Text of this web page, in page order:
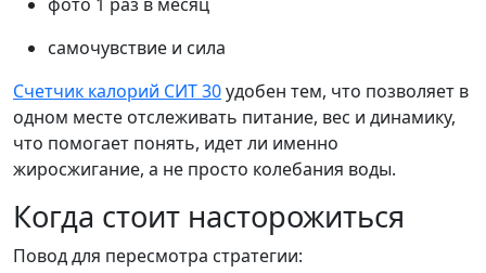
самочувствие и сила
Счетчик калорий СИТ 30удобен тем, что позволяет в
одном месте отслеживать питание, вес и динамику,
что помогает понять, идет ли именно
жиросжигание, а не просто колебания воды.
Когда стоит насторожиться
Повод для пересмотра стратегии: